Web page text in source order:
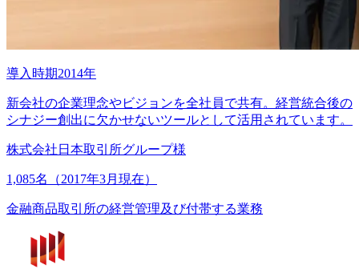
導入時期2014年
新会社の企業理念やビジョンを全社員で共有。経営統合後の
シナジー創出に欠かせないツールとして活用されています。
株式会社日本取引所グループ様
1,085名（2017年3月現在）
金融商品取引所の経営管理及び付帯する業務